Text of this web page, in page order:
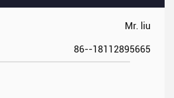
Mr. liu
86--18112895665